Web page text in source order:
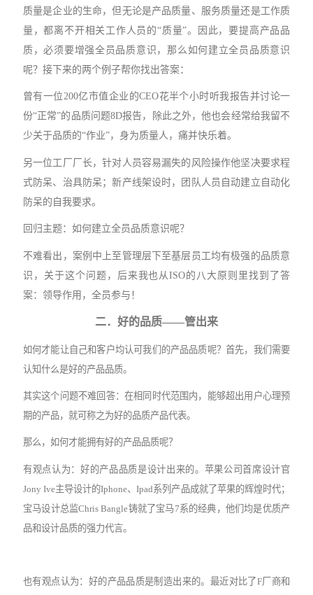
质量是企业的生命，但无论是产品质量、服务质量还是工作质
量，都离不开相关工作人员的“质量”。因此，要提高产品品
质，必须要增强全员品质意识，那么如何建立全员品质意识
呢？接下来的两个例子帮你找出答案：
曾有一位200亿市值企业的CEO花半个小时听我报告并讨论一
份“正常”的品质问题8D报告，除此之外，他也会经常给我留不
少关于品质的“作业”，身为质量人，痛并快乐着。
另一位工厂厂长，针对人员容易漏失的风险操作他坚决要求程
式防呆、治具防呆；新产线架设时，团队人员自动建立自动化
防呆的自我要求。
回归主题：如何建立全员品质意识呢？
不难看出，案例中上至管理层下至基层员工均有极强的品质意
识，关于这个问题，后来我也从ISO的八大原则里找到了答
案：领导作用，全员参与！
二．好的品质——管出来
如何才能让自己和客户均认可我们的产品品质呢？首先，我们需要
认知什么是好的产品品质。
其实这个问题不难回答：在相同时代范围内，能够超出用户心理预
期的产品，就可称之为好的品质产品代表。
那么，如何才能拥有好的产品品质呢？
有观点认为：好的产品品质是设计出来的。苹果公司首席设计官
Jony Ive主导设计的Iphone、Ipad系列产品成就了苹果的辉煌时代；
宝马设计总监Chris Bangle铸就了宝马7系的经典，他们均是优质产
品和设计品质的强力代言。
也有观点认为：好的产品品质是制造出来的。最近对比了F厂商和